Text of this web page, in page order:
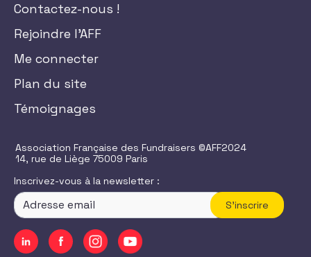
Contactez-nous !
Rejoindre l'AFF
Me connecter
Plan du site
Témoignages
Association Française des Fundraisers ©AFF2024
14, rue de Liège 75009 Paris
Inscrivez-vous à la newsletter :
S'inscrire